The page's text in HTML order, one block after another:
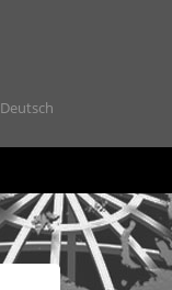
Deutsch